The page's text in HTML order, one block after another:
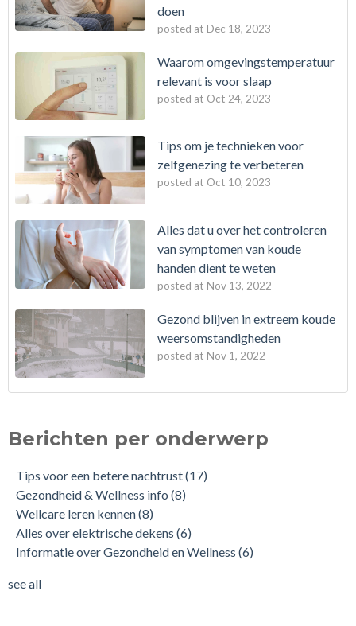
doen
posted at Dec 18, 2023
Waarom omgevingstemperatuur
relevant is voor slaap
posted at Oct 24, 2023
Tips om je technieken voor
zelfgenezing te verbeteren
posted at Oct 10, 2023
Alles dat u over het controleren
van symptomen van koude
handen dient te weten
posted at Nov 13, 2022
Gezond blijven in extreem koude
weersomstandigheden
posted at Nov 1, 2022
Berichten per onderwerp
Tips voor een betere nachtrust(17)
Gezondheid & Wellness info (8)
Wellcare leren kennen(8)
Alles over elektrische dekens (6)
Informatie over Gezondheid en Wellness (6)
see all